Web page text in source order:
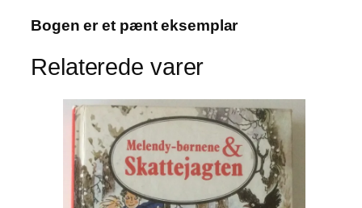
Bogen er et pænt eksemplar
Relaterede varer